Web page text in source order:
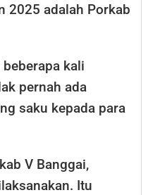
2025 adalah Porkab
kali
pernah ada
saku kepada para
V Banggai,
Itu